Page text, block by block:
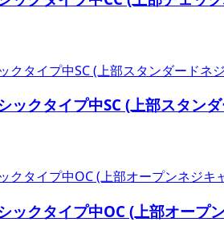
ックタイプ中SC (上部スタ
ックタイプ中OC (上部オー